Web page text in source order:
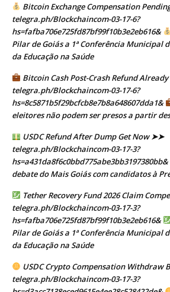
Bitcoin Exchange Compensation
telegra.ph/Blockchaincom-03-17-6?
hs=fafba706e725fd87bf99f10b3e2eb616&
Pilar de Goiás a 1ª Conferência Municipal
da Educação na Saúde
Bitcoin Cash Post-Crash Refund
telegra.ph/Blockchaincom-03-17-6?
hs=8c5871b5f29bcfcb8e7b8a648607dda1&
eleitores não podem ser presos a partir
USDC Refund After Dump Get Now ➤➤
telegra.ph/Blockchaincom-03-17-3?
hs=a431da8f6c0bbd775abe3bb3197380bb&
debate do Mais Goiás com candidatos à
Tether Recovery Fund 2026 Claim
telegra.ph/Blockchaincom-03-17-3?
hs=fafba706e725fd87bf99f10b3e2eb616&
Pilar de Goiás a 1ª Conferência Municipal
da Educação na Saúde
USDC Crypto Compensation Withdraw
telegra.ph/Blockchaincom-03-17-3?